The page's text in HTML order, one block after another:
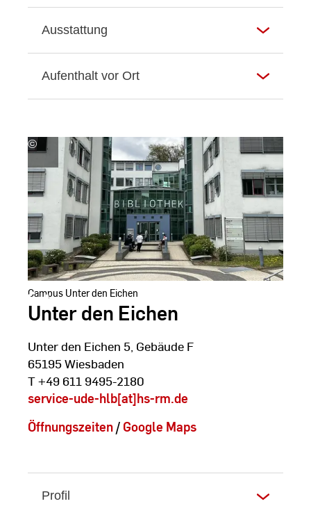
Ausstattung
Aufenthalt vor Ort
©
Hochschul-
und
Landesbibliothek
RheinMain
Campus Unter den Eichen
Unter den Eichen
Unter den Eichen 5, Gebäude F
65195 Wiesbaden
T +49 611 9495-2180
service-ude-hlb[at]hs-rm.de
Öffnungszeiten/ Google Maps
Profil